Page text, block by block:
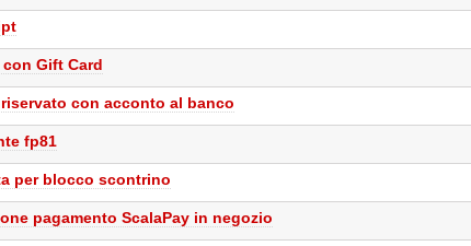
Gift Card
con acconto al banco
fp81
per blocco scontrino
pagamento ScalaPay in negozio